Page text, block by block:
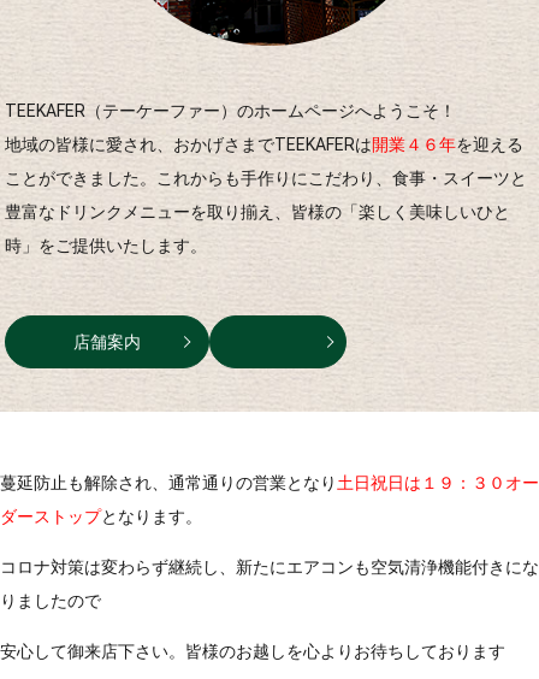
TEEKAFER（テーケーファー）のホームページへようこそ！
地域の皆様に愛され、おかげさまでTEEKAFERは開業４６年を迎える
ことができました。これからも手作りにこだわり、食事・スイーツと
豊富なドリンクメニューを取り揃え、皆様の「楽しく美味しいひと
時」をご提供いたします。
店舗案内
蔓延防止も解除され、通常通りの営業となり 土日祝日は１９：３０オー
ダーストップとなります。
コロナ対策は変わらず継続し、新たにエアコンも空気清浄機能付きにな
りましたので
安心して御来店下さい。皆様のお越しを心よりお待ちしております